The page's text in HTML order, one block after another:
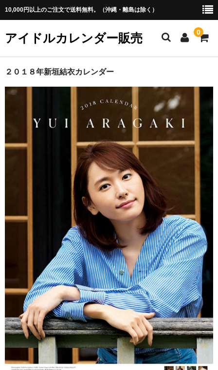
10,000円以上のご注文で送料無料。（沖縄・離島は除く）
アイドルカレンダー販売 0
ホーム
アイドル
・や、ら、わ行
女子アナウンサー
セクシー
・壁掛
・卓上
２０１８年新垣結衣カレンダー